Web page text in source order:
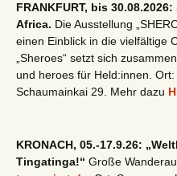
FRANKFURT, bis
Africa. Die Ausstellung
einen Einblick in die vielfältige
„Sheroes“ setzt sich
und heroes für Held:innen. Ort:
Schaumainkai 29. Mehr dazu
KRONACH, 05.-17.9.26:
Tingatinga!“ Große